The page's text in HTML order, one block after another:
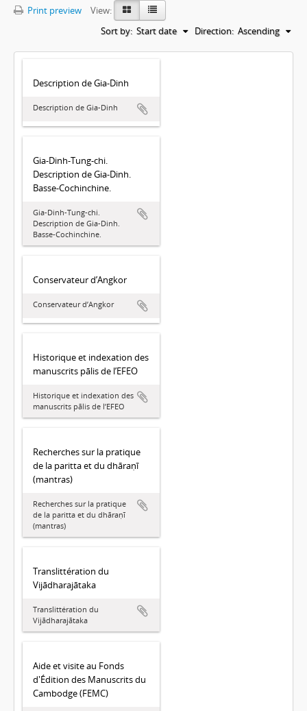
Print preview
View:
Sort by: Start date Direction: Ascending
Description de Gia-Dinh
Description de Gia-Dinh
Gia-Dinh-Tung-chi.
Description de Gia-Dinh.
Basse-Cochinchine.
Gia-Dinh-Tung-chi.
Description de Gia-Dinh.
Basse-Cochinchine.
Conservateur d’Angkor
Conservateur d’Angkor
Historique et indexation des
manuscrits pālis de l’EFEO
Historique et indexation des
manuscrits pālis de l’EFEO
Recherches sur la pratique
de la paritta et du dhāraṇī
(mantras)
Recherches sur la pratique
de la paritta et du dhāraṇī
(mantras)
Translittération du
Vijādharajātaka
Translittération du
Vijādharajātaka
Aide et visite au Fonds
d'Édition des Manuscrits du
Cambodge (FEMC)